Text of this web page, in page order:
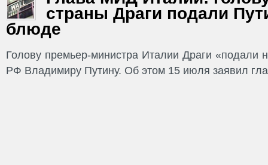
страны Драги подали
блюде
Голову премьер-министра Италии Драги «подали
РФ Владимиру Путину. Об этом 15 июля заявил